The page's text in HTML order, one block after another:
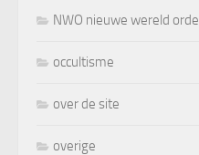
NWO nieuwe wereld orde
occultisme
over de site
overige